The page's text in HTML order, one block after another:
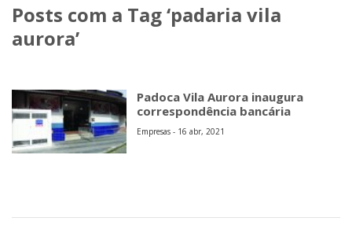
Posts com a Tag ‘padaria vila
aurora’
Padoca Vila Aurora inaugura
correspondência bancária
Empresas - 16 abr, 2021